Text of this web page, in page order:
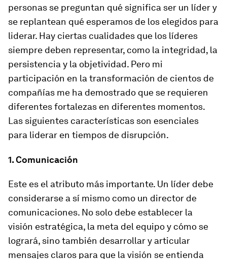
personas se preguntan qué significa ser un líder y
se replantean qué esperamos de los elegidos para
liderar. Hay ciertas cualidades que los líderes
siempre deben representar, como la integridad, la
persistencia y la objetividad. Pero mi
participación en la transformación de cientos de
compañías me ha demostrado que se requieren
diferentes fortalezas en diferentes momentos.
Las siguientes características son esenciales
para liderar en tiempos de disrupción.
1. Comunicación
Este es el atributo más importante. Un líder debe
considerarse a sí mismo como un director de
comunicaciones. No solo debe establecer la
visión estratégica, la meta del equipo y cómo se
logrará, sino también desarrollar y articular
mensajes claros para que la visión se entienda